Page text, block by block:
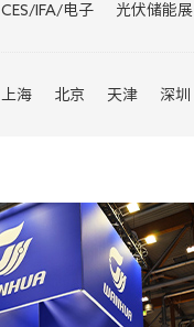
比利时 匈牙利 埃及
CES/IFA/电子 光伏储能展
上海 北京 天津 深圳